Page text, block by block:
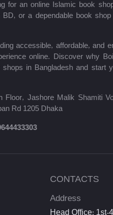
for an online Islamic book
or a dependable book
accessible, affordable, and
online. Discover why
in Bangladesh and start
Floor, Jashore Malik Shamiti
Rd 1205 Dhaka
CONTACTS
Address
Head Office: 1st-